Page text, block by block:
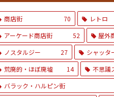
商店街 70 レトロ
アーケード商店街
52 屋外
ノスタルジー
27 シャッタ
荒廃的・ほぼ廃墟
14 不思議
バラック・ハルピン街